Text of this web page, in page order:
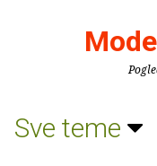
Sve teme